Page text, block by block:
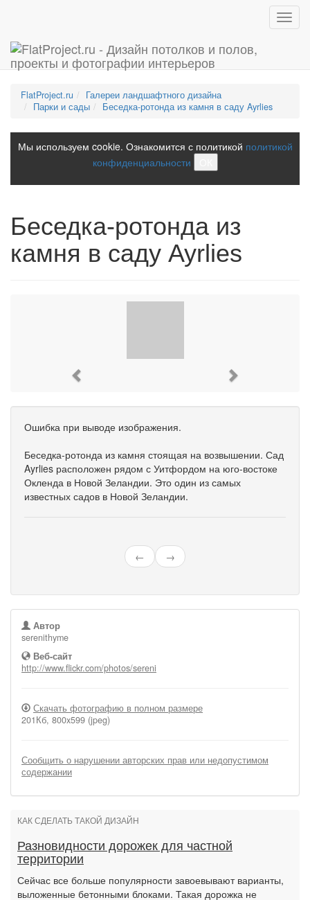
FlatProject.ru
Галереи ландшафтного дизайна
Парки и сады
Беседка-ротонда из камня в саду Ayrlies
Мы используем cookie. Ознакомится с политикой политикой
конфиденциальности
Беседка-ротонда из
камня в саду Ayrlies
Ошибка при выводе изображения.
Беседка-ротонда из камня стоящая на возвышении. Сад
Ayrlies расположен рядом с Уитфордом на юго-востоке
Окленда в Новой Зеландии. Это один из самых
известных садов в Новой Зеландии.
← →
Автор
serenithyme
Веб-сайт
http://www.flickr.com/photos/sereni
Скачать фотографию в полном размере
201Кб, 800x599 (jpeg)
Сообщить о нарушении авторских прав или недопустимом
содержании
КАК СДЕЛАТЬ ТАКОЙ ДИЗАЙН
Разновидности дорожек для частной
территории
Сейчас все больше популярности завоевывают варианты,
выложенные бетонными блоками. Такая дорожка не